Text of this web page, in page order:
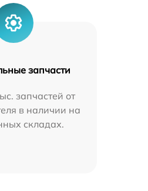
запчасти
запчастей от
в наличии на
складах.